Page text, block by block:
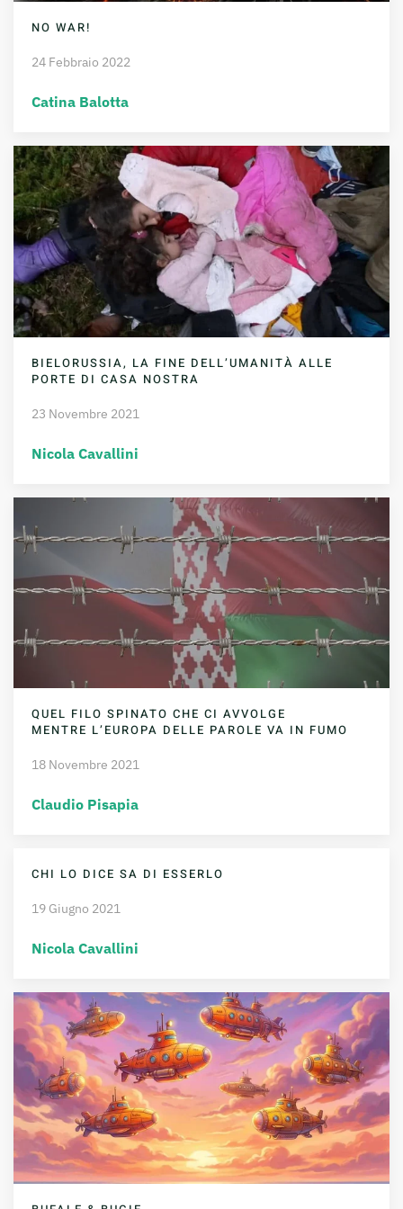
NO WAR!
24 Febbraio 2022
Catina Balotta
BIELORUSSIA, LA FINE DELL’UMANITÀ ALLE
PORTE DI CASA NOSTRA
23 Novembre 2021
Nicola Cavallini
QUEL FILO SPINATO CHE CI AVVOLGE
MENTRE L’EUROPA DELLE PAROLE VA IN FUMO
18 Novembre 2021
Claudio Pisapia
CHI LO DICE SA DI ESSERLO
19 Giugno 2021
Nicola Cavallini